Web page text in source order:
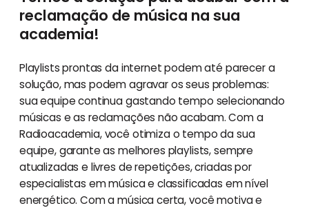
reclamação de música na sua
academia!
Playlists prontas da internet podem até parecer a
solução, mas podem agravar os seus problemas:
sua equipe continua gastando tempo selecionando
músicas e as reclamações não acabam. Com a
Radioacademia, você otimiza o tempo da sua
equipe, garante as melhores playlists, sempre
atualizadas e livres de repetições, criadas por
especialistas em música e classificadas em nível
energético. Com a música certa, você motiva e